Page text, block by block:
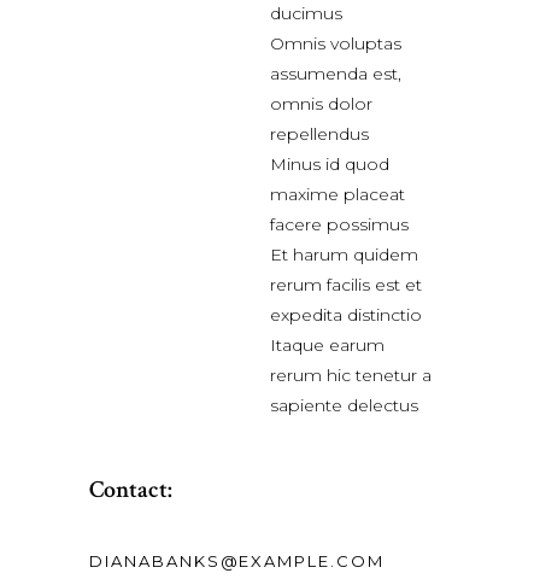
ducimus
Omnis voluptas
assumenda est,
omnis dolor
repellendus
Minus id quod
maxime placeat
facere possimus
Et harum quidem
rerum facilis est et
expedita distinctio
Itaque earum
rerum hic tenetur a
sapiente delectus
Contact:
DIANABANKS@EXAMPLE.COM